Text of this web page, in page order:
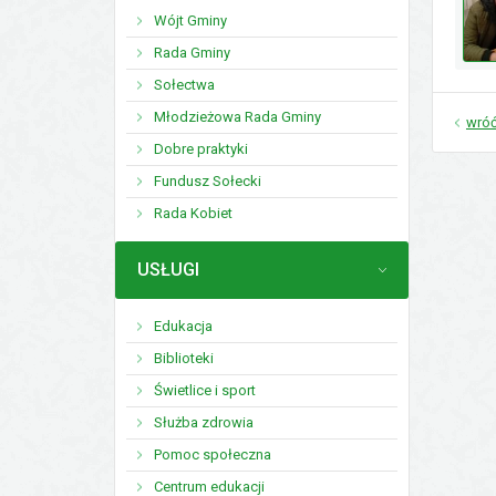
Wójt Gminy
Rada Gminy
Sołectwa
Młodzieżowa Rada Gminy
Dobre praktyki
Fundusz Sołecki
Rada Kobiet
MENU
USŁUGI
Edukacja
Biblioteki
Świetlice i sport
Służba zdrowia
Pomoc społeczna
Centrum edukacji